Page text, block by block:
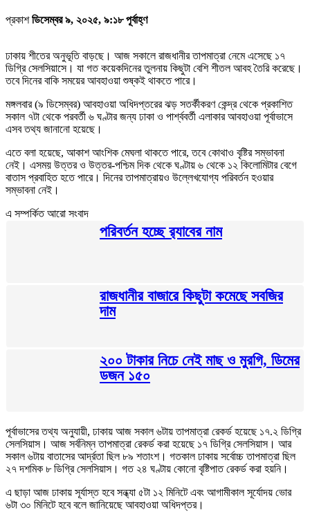
প্রকাশডিসেম্বর ৯, ২০২৫, ৯:১৮ পূর্বাহ্ণ
ঢাকায় শীতের অনুভূতি বাড়ছে। আজ সকালে রাজধানীর তাপমাত্রা নেমে এসেছে ১৭
ডিগ্রি সেলসিয়াসে। যা গত কয়েকদিনের তুলনায় কিছুটা বেশি শীতল আবহ তৈরি করেছে।
তবে দিনের বাকি সময়ের আবহাওয়া শুষ্কই থাকতে পারে।
মঙ্গলবার (৯ ডিসেম্বর) আবহাওয়া অধিদপ্তরের ঝড় সতর্কীকরণ কেন্দ্র থেকে প্রকাশিত
সকাল ৭টা থেকে পরবর্তী ৬ ঘণ্টার জন্য ঢাকা ও পার্শ্ববর্তী এলাকার আবহাওয়া পূর্বাভাসে
এসব তথ্য জানানো হয়েছে।
এতে বলা হয়েছে, আকাশ আংশিক মেঘলা থাকতে পারে, তবে কোথাও বৃষ্টির সম্ভাবনা
নেই। এসময় উত্তর ও উত্তর-পশ্চিম দিক থেকে ঘণ্টায় ৬ থেকে ১২ কিলোমিটার বেগে
বাতাস প্রবাহিত হতে পারে। দিনের তাপমাত্রায়ও উল্লেখযোগ্য পরিবর্তন হওয়ার
সম্ভাবনা নেই।
এ সম্পর্কিত আরো সংবাদ
পরিবর্তন হচ্ছে র‌্যাবের নাম
রাজধানীর বাজারে কিছুটা কমেছে সবজির
দাম
২০০ টাকার নিচে নেই মাছ ও মুরগি, ডিমের
ডজন ১৫০
পূর্বাভাসের তথ্য অনুযায়ী, ঢাকায় আজ সকাল ৬টায় তাপমাত্রা রেকর্ড হয়েছে ১৭.২ ডিগ্রি
সেলসিয়াস। আজ সর্বনিম্ন তাপমাত্রা রেকর্ড করা হয়েছে ১৭ ডিগ্রি সেলসিয়াস। আর
সকাল ৬টায় বাতাসের আর্দ্রতা ছিল ৮৯ শতাংশ। গতকাল ঢাকায় সর্বোচ্চ তাপমাত্রা ছিল
২৭ দশমিক ৮ ডিগ্রি সেলসিয়াস। গত ২৪ ঘণ্টায় কোনো বৃষ্টিপাত রেকর্ড করা হয়নি।
এ ছাড়া আজ ঢাকায় সূর্যাস্ত হবে সন্ধ্যা ৫টা ১২ মিনিটে এবং আগামীকাল সূর্যোদয় ভোর
৬টা ৩০ মিনিটে হবে বলে জানিয়েছে আবহাওয়া অধিদপ্তর।